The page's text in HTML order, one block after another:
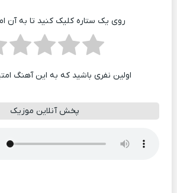
روی یک ستاره کلیک کنید تا به آن
اولین نفری باشید که به این آهنگ
پخش آنلاین موزیک